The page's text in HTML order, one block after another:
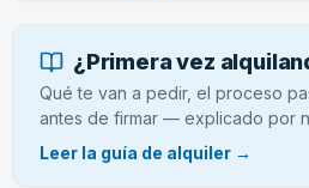
¿Primera vez
Qué te van a pedir, el proceso
antes de firmar — explicado por
Leer la guía de alquiler →